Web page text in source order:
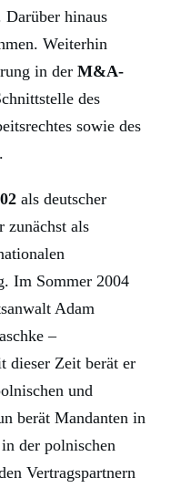
Darüber hinaus
Weiterhin
in der M&A-
des
sowie des
.
als deutscher
zunächst als
Im Sommer 2004
Adam
–
dieser Zeit berät er
und
berät Mandanten in
der polnischen
Vertragspartnern